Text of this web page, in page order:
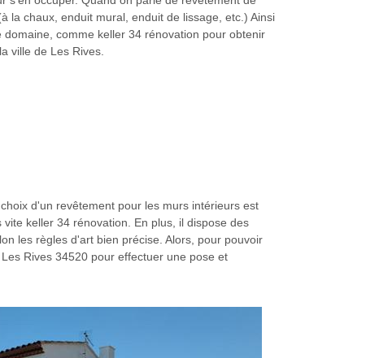
la chaux, enduit mural, enduit de lissage, etc.) Ainsi
comme keller 34 rénovation pour obtenir
ville de Les Rives.
d'un revêtement pour les murs intérieurs est
keller 34 rénovation. En plus, il dispose des
les règles d'art bien précise. Alors, pour pouvoir
Rives 34520 pour effectuer une pose et